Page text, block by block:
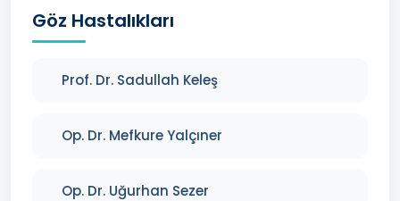
Göz Hastalıkları
Prof. Dr. Sadullah Keleş
Op. Dr. Mefkure Yalçıner
Op. Dr. Uğurhan Sezer